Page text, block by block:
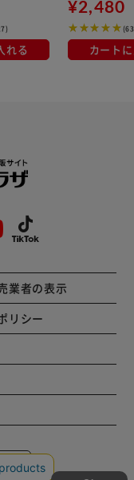
れる
¥2,480
カート
業者の表示
リシー